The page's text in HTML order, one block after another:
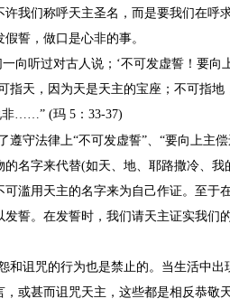
我们称呼天主圣名，而是要我们在呼
誓，做口是心非的事。
向听过对古人说；‘不可发虚誓！要向
指天，因为天是天主的宝座；不可指地
非……”(玛5： 33-37)
守法律上“不可发虚誓”、“要向上主偿
的名字来代替(如天、地、耶路撒冷、我
滥用天主的名字来为自己作证。至于
誓。在发誓时，我们请天主证实我们
和诅咒的行为也是禁止的。当生活中出
或甚而诅咒天主，这些都是相反恭敬